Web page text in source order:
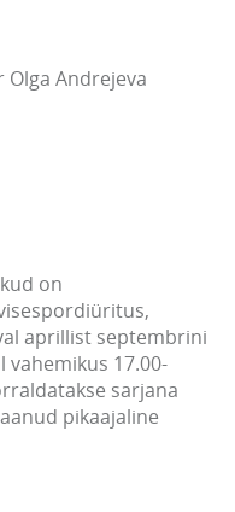
Andrejeva
on
aprillist septembrini
17.00-
sarjana
pikaajaline